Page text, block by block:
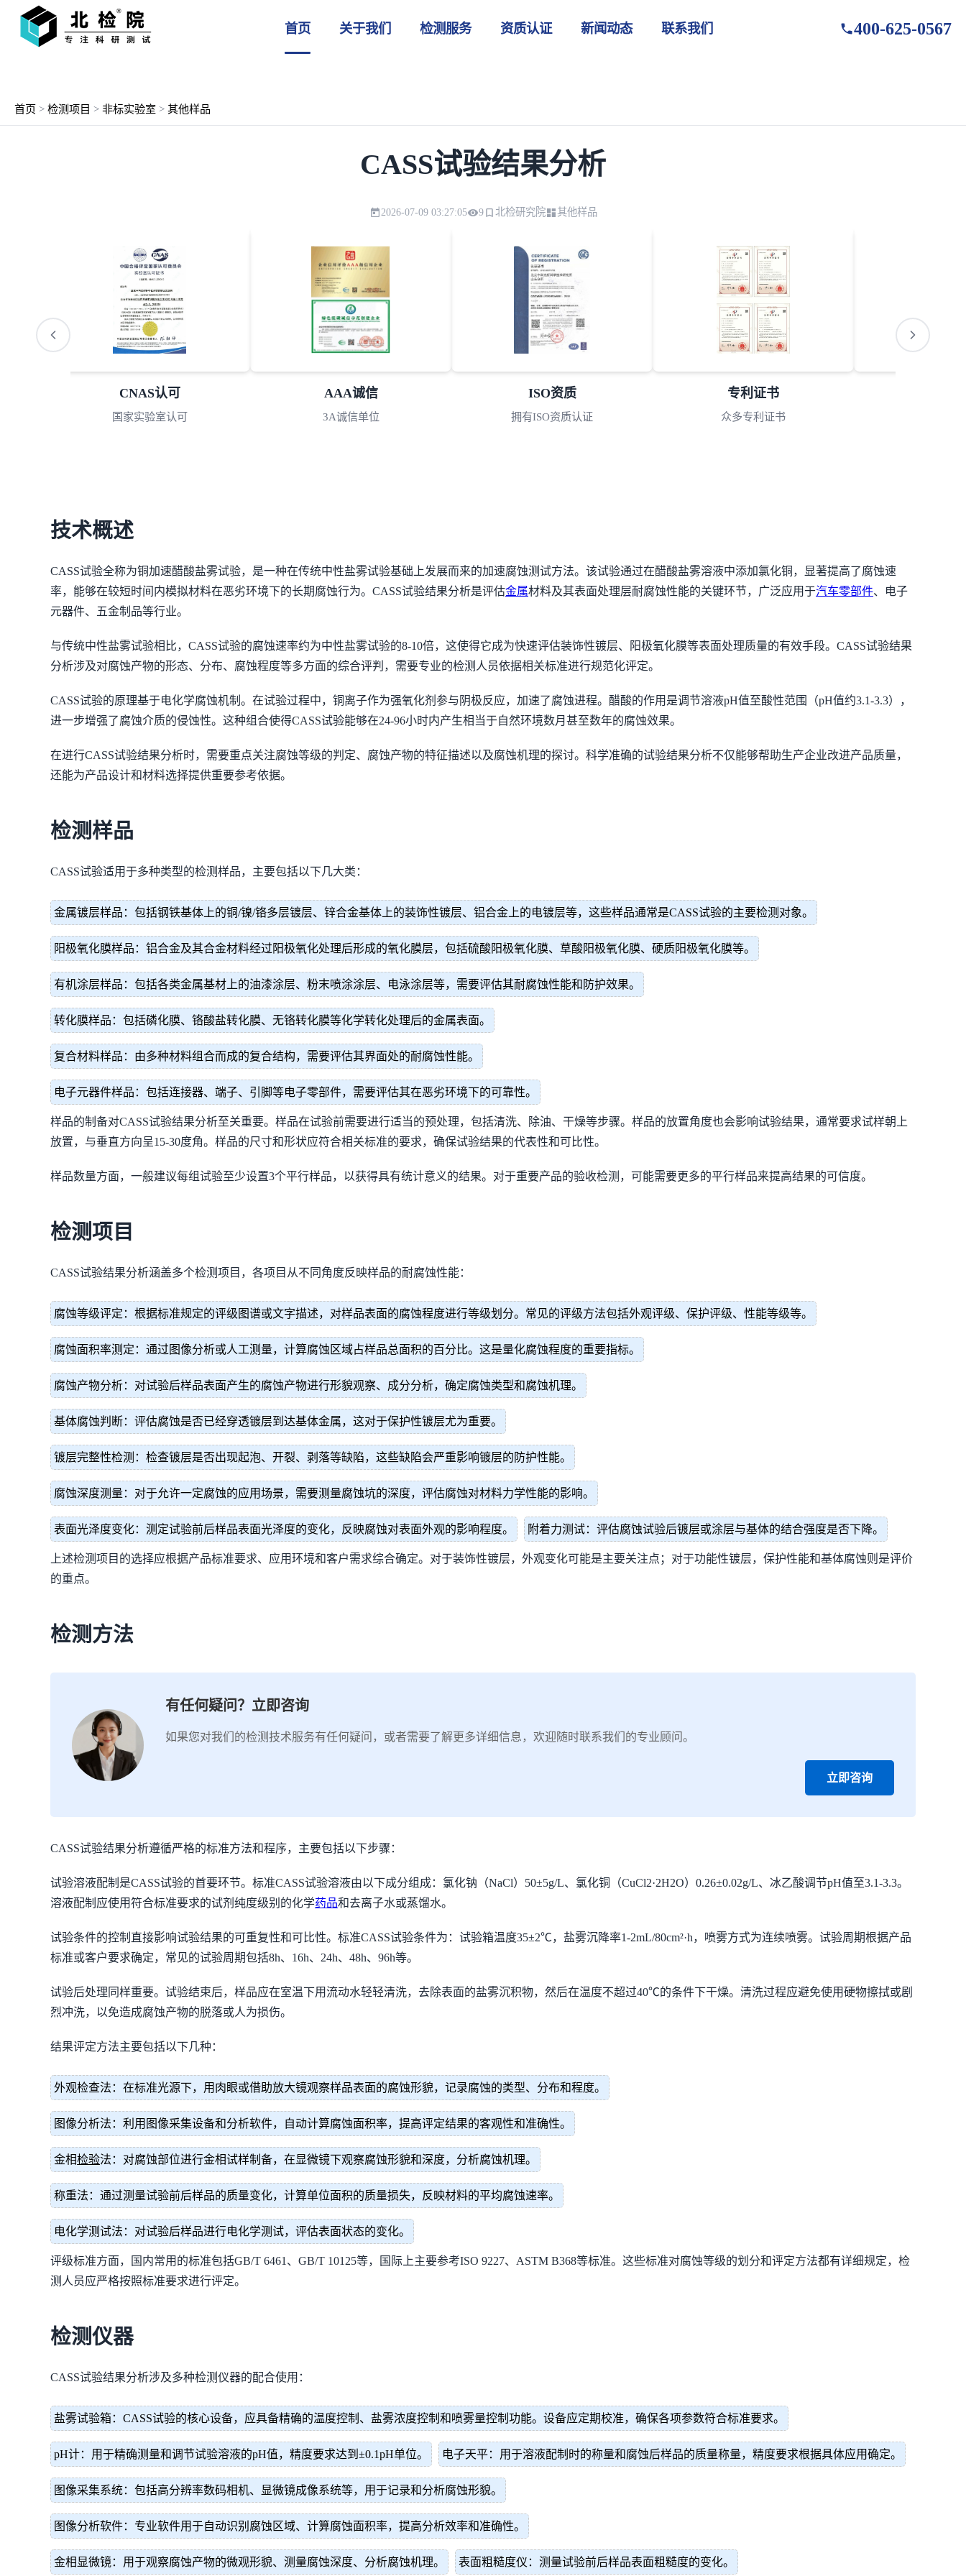
首页 关于我们 检测服务 资质认证 新闻动态 联系我们 400-625-0567
首页 > 检测项目 > 非标实验室 > 其他样品
CASS试验结果分析
2026-07-09 03:27:05 9 北检研究院 其他样品
CNAS认可
国家实验室认可
AAA诚信
3A诚信单位
ISO资质
拥有ISO资质认证
专利证书
众多专利证书
技术概述
CASS试验全称为铜加速醋酸盐雾试验，是一种在传统中性盐雾试验基础上发展而来的加速腐蚀测试方法。该试验通过在醋酸盐雾溶液中添加氯化铜，显著提高了腐蚀速
率，能够在较短时间内模拟材料在恶劣环境下的长期腐蚀行为。CASS试验结果分析是评估金属材料及其表面处理层耐腐蚀性能的关键环节，广泛应用于汽车零部件、电子
元器件、五金制品等行业。
与传统中性盐雾试验相比，CASS试验的腐蚀速率约为中性盐雾试验的8-10倍，这使得它成为快速评估装饰性镀层、阳极氧化膜等表面处理质量的有效手段。CASS试验结果
分析涉及对腐蚀产物的形态、分布、腐蚀程度等多方面的综合评判，需要专业的检测人员依据相关标准进行规范化评定。
CASS试验的原理基于电化学腐蚀机制。在试验过程中，铜离子作为强氧化剂参与阴极反应，加速了腐蚀进程。醋酸的作用是调节溶液pH值至酸性范围（pH值约3.1-3.3），
进一步增强了腐蚀介质的侵蚀性。这种组合使得CASS试验能够在24-96小时内产生相当于自然环境数月甚至数年的腐蚀效果。
在进行CASS试验结果分析时，需要重点关注腐蚀等级的判定、腐蚀产物的特征描述以及腐蚀机理的探讨。科学准确的试验结果分析不仅能够帮助生产企业改进产品质量，
还能为产品设计和材料选择提供重要参考依据。
检测样品
CASS试验适用于多种类型的检测样品，主要包括以下几大类：
金属镀层样品：包括钢铁基体上的铜/镍/铬多层镀层、锌合金基体上的装饰性镀层、铝合金上的电镀层等，这些样品通常是CASS试验的主要检测对象。
阳极氧化膜样品：铝合金及其合金材料经过阳极氧化处理后形成的氧化膜层，包括硫酸阳极氧化膜、草酸阳极氧化膜、硬质阳极氧化膜等。
有机涂层样品：包括各类金属基材上的油漆涂层、粉末喷涂涂层、电泳涂层等，需要评估其耐腐蚀性能和防护效果。
转化膜样品：包括磷化膜、铬酸盐转化膜、无铬转化膜等化学转化处理后的金属表面。
复合材料样品：由多种材料组合而成的复合结构，需要评估其界面处的耐腐蚀性能。
电子元器件样品：包括连接器、端子、引脚等电子零部件，需要评估其在恶劣环境下的可靠性。
样品的制备对CASS试验结果分析至关重要。样品在试验前需要进行适当的预处理，包括清洗、除油、干燥等步骤。样品的放置角度也会影响试验结果，通常要求试样朝上
放置，与垂直方向呈15-30度角。样品的尺寸和形状应符合相关标准的要求，确保试验结果的代表性和可比性。
样品数量方面，一般建议每组试验至少设置3个平行样品，以获得具有统计意义的结果。对于重要产品的验收检测，可能需要更多的平行样品来提高结果的可信度。
检测项目
CASS试验结果分析涵盖多个检测项目，各项目从不同角度反映样品的耐腐蚀性能：
腐蚀等级评定：根据标准规定的评级图谱或文字描述，对样品表面的腐蚀程度进行等级划分。常见的评级方法包括外观评级、保护评级、性能等级等。
腐蚀面积率测定：通过图像分析或人工测量，计算腐蚀区域占样品总面积的百分比。这是量化腐蚀程度的重要指标。
腐蚀产物分析：对试验后样品表面产生的腐蚀产物进行形貌观察、成分分析，确定腐蚀类型和腐蚀机理。
基体腐蚀判断：评估腐蚀是否已经穿透镀层到达基体金属，这对于保护性镀层尤为重要。
镀层完整性检测：检查镀层是否出现起泡、开裂、剥落等缺陷，这些缺陷会严重影响镀层的防护性能。
腐蚀深度测量：对于允许一定腐蚀的应用场景，需要测量腐蚀坑的深度，评估腐蚀对材料力学性能的影响。
表面光泽度变化：测定试验前后样品表面光泽度的变化，反映腐蚀对表面外观的影响程度。 附着力测试：评估腐蚀试验后镀层或涂层与基体的结合强度是否下降。
上述检测项目的选择应根据产品标准要求、应用环境和客户需求综合确定。对于装饰性镀层，外观变化可能是主要关注点；对于功能性镀层，保护性能和基体腐蚀则是评价
的重点。
检测方法
有任何疑问？立即咨询
如果您对我们的检测技术服务有任何疑问，或者需要了解更多详细信息，欢迎随时联系我们的专业顾问。
立即咨询
CASS试验结果分析遵循严格的标准方法和程序，主要包括以下步骤：
试验溶液配制是CASS试验的首要环节。标准CASS试验溶液由以下成分组成：氯化钠（NaCl）50±5g/L、氯化铜（CuCl2·2H2O）0.26±0.02g/L、冰乙酸调节pH值至3.1-3.3。
溶液配制应使用符合标准要求的试剂纯度级别的化学药品和去离子水或蒸馏水。
试验条件的控制直接影响试验结果的可重复性和可比性。标准CASS试验条件为：试验箱温度35±2℃，盐雾沉降率1-2mL/80cm²·h，喷雾方式为连续喷雾。试验周期根据产品
标准或客户要求确定，常见的试验周期包括8h、16h、24h、48h、96h等。
试验后处理同样重要。试验结束后，样品应在室温下用流动水轻轻清洗，去除表面的盐雾沉积物，然后在温度不超过40℃的条件下干燥。清洗过程应避免使用硬物擦拭或剧
烈冲洗，以免造成腐蚀产物的脱落或人为损伤。
结果评定方法主要包括以下几种：
外观检查法：在标准光源下，用肉眼或借助放大镜观察样品表面的腐蚀形貌，记录腐蚀的类型、分布和程度。
图像分析法：利用图像采集设备和分析软件，自动计算腐蚀面积率，提高评定结果的客观性和准确性。
金相检验法：对腐蚀部位进行金相试样制备，在显微镜下观察腐蚀形貌和深度，分析腐蚀机理。
称重法：通过测量试验前后样品的质量变化，计算单位面积的质量损失，反映材料的平均腐蚀速率。
电化学测试法：对试验后样品进行电化学测试，评估表面状态的变化。
评级标准方面，国内常用的标准包括GB/T 6461、GB/T 10125等，国际上主要参考ISO 9227、ASTM B368等标准。这些标准对腐蚀等级的划分和评定方法都有详细规定，检
测人员应严格按照标准要求进行评定。
检测仪器
CASS试验结果分析涉及多种检测仪器的配合使用：
盐雾试验箱：CASS试验的核心设备，应具备精确的温度控制、盐雾浓度控制和喷雾量控制功能。设备应定期校准，确保各项参数符合标准要求。
pH计：用于精确测量和调节试验溶液的pH值，精度要求达到±0.1pH单位。 电子天平：用于溶液配制时的称量和腐蚀后样品的质量称量，精度要求根据具体应用确定。
图像采集系统：包括高分辨率数码相机、显微镜成像系统等，用于记录和分析腐蚀形貌。
图像分析软件：专业软件用于自动识别腐蚀区域、计算腐蚀面积率，提高分析效率和准确性。
金相显微镜：用于观察腐蚀产物的微观形貌、测量腐蚀深度、分析腐蚀机理。 表面粗糙度仪：测量试验前后样品表面粗糙度的变化。